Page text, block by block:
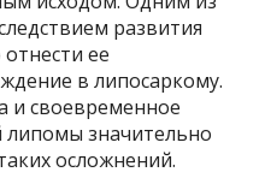
развития
ее
в липосаркому.
и своевременное
липомы значительно
осложнений.